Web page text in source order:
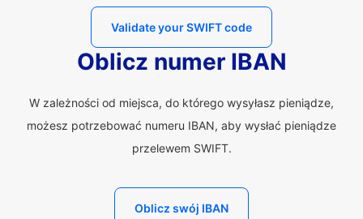
Validate your SWIFT code
Oblicz numer IBAN
W zależności od miejsca, do którego wysyłasz pieniądze,
możesz potrzebować numeru IBAN, aby wysłać pieniądze
przelewem SWIFT.
Oblicz swój IBAN